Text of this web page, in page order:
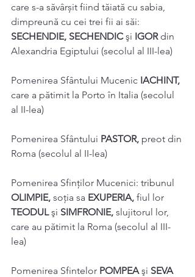
care s-a săvârșit fiind tăiată cu sabia,
dimpreună cu cei trei fii ai săi:
SECHENDIE, SECHENDIC şi IGOR din
Alexandria Egiptului (secolul al III-lea)
Pomenirea Sfântului Mucenic IACHINT,
care a pătimit la Porto în Italia (secolul
al II-lea)
Pomenirea Sfântului PASTOR, preot din
Roma (secolul al II-lea)
Pomenirea Sfinţilor Mucenici: tribunul
OLIMPIE, soţia sa EXUPERIA, fiul lor
TEODUL şi SIMFRONIE, slujitorul lor,
care au pătimit la Roma (secolul al III-
lea)
Pomenirea Sfintelor POMPEA şi SEVA